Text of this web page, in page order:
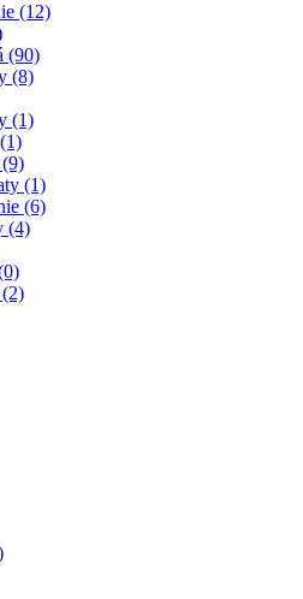
(12)
(90)
(8)
(1)
(1)
(6)
(4)